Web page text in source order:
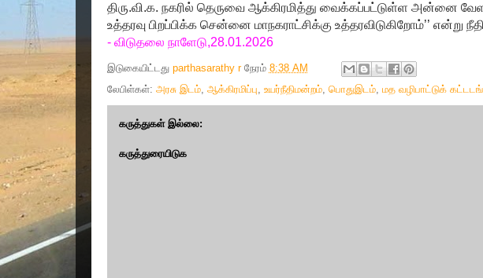
திரு.வி.க. நகரில் தெருவை ஆக்கிரமித்து வைக்கப்பட்டுள்ள அன்னை
உத்தரவு பிறப்பிக்க சென்னை மாநகராட்சிக்கு உத்தரவிடுகிறோம்’’ என்று
- விடுதலை நாளேடு,28.01.2026
இடுகையிட்டது parthasarathy r நேரம் 8:38 AM
லேபிள்கள்: அரசு இடம், ஆக்கிரமிப்பு, உயர்நீதிமன்றம், பொதுஇடம், மத வழிபாட்டுக்
கருத்துகள் இல்லை:
கருத்துரையிடுக